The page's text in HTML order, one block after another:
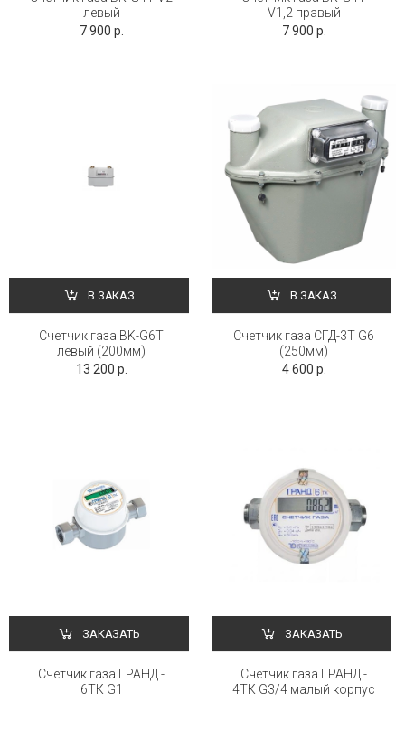
левый
7 900 р.
V1,2 правый
7 900 р.
В ЗАКАЗ
Счетчик газа BK-G6Т
левый (200мм)
13 200 р.
В ЗАКАЗ
Счетчик газа СГД-3Т G6
(250мм)
4 600 р.
ЗАКАЗАТЬ
Счетчик газа ГРАНД -
6ТК G1
ЗАКАЗАТЬ
Счетчик газа ГРАНД -
4ТК G3/4 малый корпус